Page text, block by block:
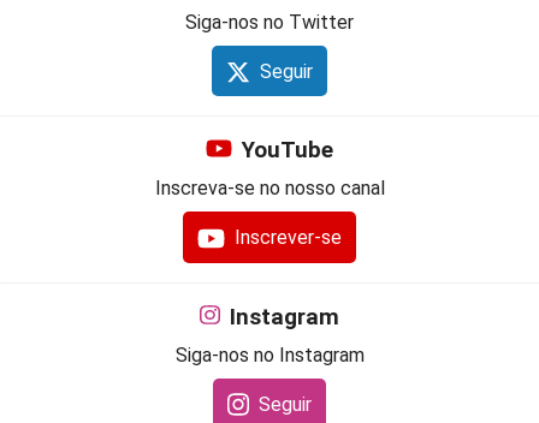
Siga-nos no Twitter
Seguir
YouTube
Inscreva-se no nosso canal
Inscrever-se
Instagram
Siga-nos no Instagram
Seguir